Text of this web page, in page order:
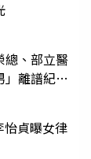
總、部立醫
離譜紀錄
貞曝女律